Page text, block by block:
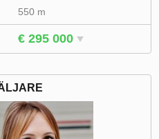
550 m
€ 295 000